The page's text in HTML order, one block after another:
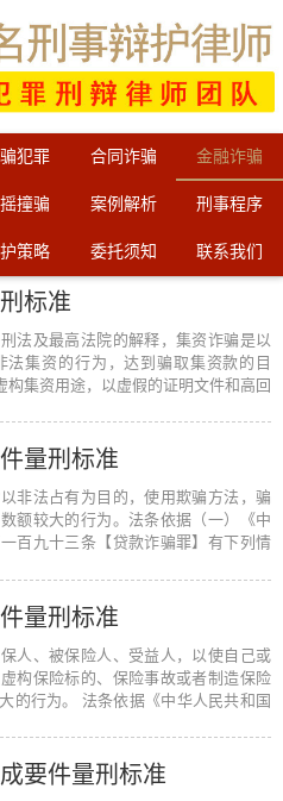
犯罪 合同诈骗 金融诈骗
撞骗 案例解析 刑事程序
策略 委托须知 联系我们
标准
法及最高法院的解释，集资诈骗是以
集资的行为，达到骗取集资款的目
构集资用途，以虚假的证明文件和高回
量刑标准
非法占有为目的，使用欺骗方法，骗
额较大的行为。法条依据（一）《中
百九十三条【贷款诈骗罪】有下列情
量刑标准
人、被保险人、受益人，以使自己或
构保险标的、保险事故或者制造保险
的行为。 法条依据《中华人民共和国
要件量刑标准